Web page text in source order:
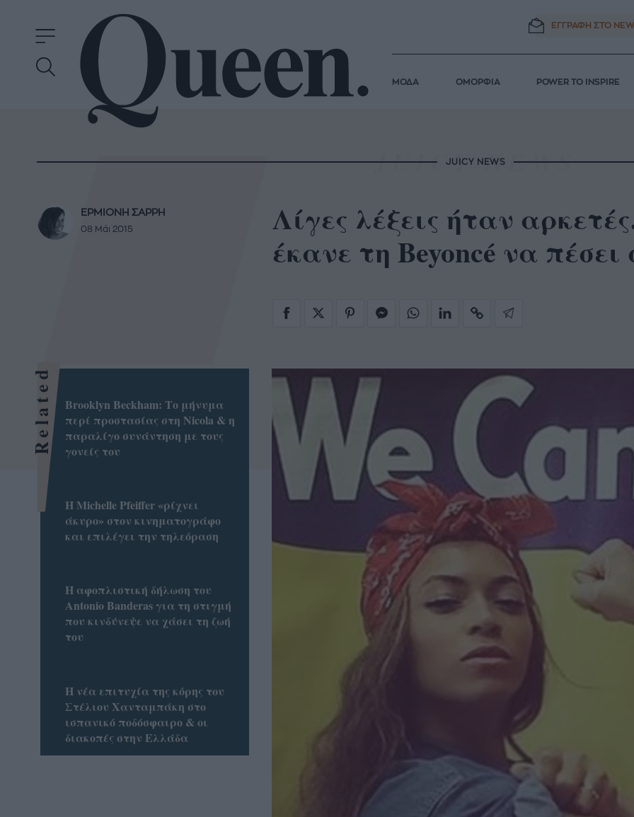
ΕΓΓΡΑΦΗ ΣΤΟ
ΜΟΔΑ ΟΜΟΡΦΙΑ POWER TO INSPIRE
JUICY NEWS
Λίγες λέξεις ήταν
έκανε τη Beyoncé να
ΕΡΜΙΟΝΗ ΣΑΡΡΗ
08 Μάι 2015
Related
Brooklyn Βeckham: Το μήνυμα
περί προστασίας στη Nicola & η
παραλίγο συνάντηση με τους
γονείς του
H Michelle Pfeiffer «ρίχνει
άκυρο» στον κινηματογράφο
και επιλέγει την τηλεόραση
Η αφοπλιστική δήλωση του
Antonio Banderas για τη στιγμή
που κινδύνεψε να χάσει τη ζωή
του
Η νέα επιτυχία της κόρης του
Στέλιου Χανταμπάκη στο
ισπανικό ποδόσφαιρο & οι
διακοπές στην Ελλάδα